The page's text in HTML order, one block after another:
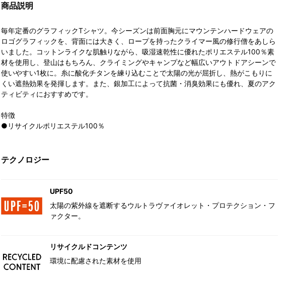
商品説明
毎年定番のグラフィックTシャツ。今シーズンは前面胸元にマウンテンハードウェアの
ロゴグラフィックを、背面には大きく、ロープを持ったクライマー風の修行僧をあしら
いました。コットンライクな肌触りながら、吸湿速乾性に優れたポリエステル100％素
材を使用し、登山はもちろん、クライミングやキャンプなど幅広いアウトドアシーンで
使いやすい1枚に。糸に酸化チタンを練り込むことで太陽の光が屈折し、熱がこもりに
くい遮熱効果を発揮します。また、銀加工によって抗菌・消臭効果にも優れ、夏のアク
ティビティにおすすめです。
特徴
●リサイクルポリエステル100％
テクノロジー
UPF50
太陽の紫外線を遮断するウルトラヴァイオレット・プロテクション・フ
ァクター。
リサイクルドコンテンツ
環境に配慮された素材を使用